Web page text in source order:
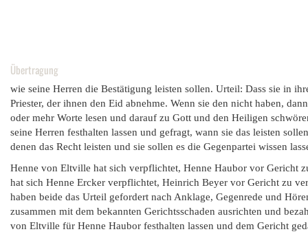
Übertragung
wie seine Herren die Bestätigung leisten sollen. Urteil: Dass sie in
Priester, der ihnen den Eid abnehme. Wenn sie den nicht haben,
oder mehr Worte lesen und darauf zu Gott und den Heiligen
seine Herren festhalten lassen und gefragt, wann sie das leisten
denen das Recht leisten und sie sollen es die Gegenpartei wissen
Henne von Eltville hat sich verpflichtet, Henne Haubor vor Gericht
hat sich Henne Ercker verpflichtet, Heinrich Beyer vor Gericht zu
haben beide das Urteil gefordert nach Anklage, Gegenrede und
zusammen mit dem bekannten Gerichtsschaden ausrichten und
von Eltville für Henne Haubor festhalten lassen und dem Gericht